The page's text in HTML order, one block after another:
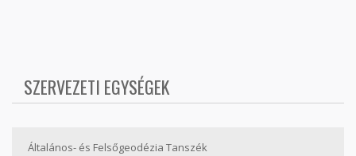
SZERVEZETI EGYSÉGEK
Általános- és Felsőgeodézia Tanszék